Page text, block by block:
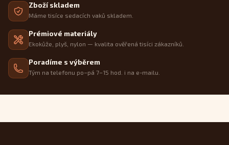
Zboží skladem
Máme tisíce sedacích vaků skladem.
Prémiové materiály
Ekokůže, plyš, nylon — kvalita ověřená tisíci zákazníků.
Poradíme s výběrem
Tým na telefonu po–pá 7–15 hod. i na e-mailu.